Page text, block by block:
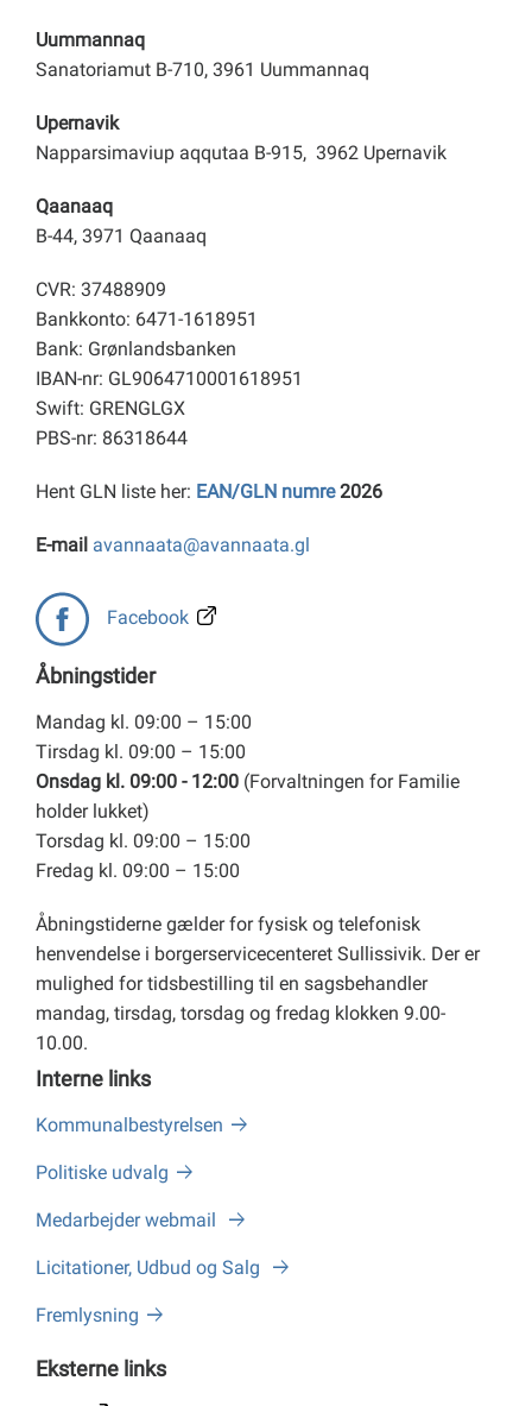
Uummannaq
Sanatoriamut B-710, 3961 Uummannaq
Upernavik
Napparsimaviup aqqutaa B-915, 3962 Upernavik
Qaanaaq
B-44, 3971 Qaanaaq
CVR: 37488909
Bankkonto: 6471-1618951
Bank: Grønlandsbanken
IBAN-nr: GL9064710001618951
Swift: GRENGLGX
PBS-nr: 86318644
Hent GLN liste her: EAN/GLN numre2026
E-mail avannaata@avannaata.gl
Facebook
Åbningstider
Mandag kl. 09:00 – 15:00
Tirsdag kl. 09:00 – 15:00
Onsdag kl. 09:00 - 12:00 (Forvaltningen for Familie
holder lukket)
Torsdag kl. 09:00 – 15:00
Fredag kl. 09:00 – 15:00
Åbningstiderne gælder for fysisk og telefonisk
henvendelse i borgerservicecenteret Sullissivik. Der er
mulighed for tidsbestilling til en sagsbehandler
mandag, tirsdag, torsdag og fredag klokken 9.00-
10.00.
Interne links
Kommunalbestyrelsen
Politiske udvalg
Medarbejder webmail
Licitationer, Udbud og Salg
Fremlysning
Eksterne links